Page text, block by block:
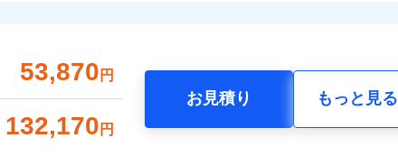
53,870 円
132,170 円
お見積り もっと見る